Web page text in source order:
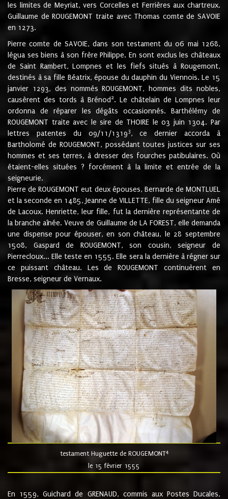
les limites de Meyriat, vers Corcelles et Ferrières aux chartreux.
Guillaume de ROUGEMONT traite avec Thomas comte de SAVOIE
en 1273.
Pierre comte de SAVOIE, dans son testament du 06 mai 1268,
légua ses biens à son frère Philippe. En sont exclus les châteaux
de Saint Rambert, Lompnes et les fiefs situés à Rougemont,
destinés à sa fille Béatrix, épouse du dauphin du Viennois. Le 15
janvier 1293, des nommés ROUGEMONT, hommes dits nobles,
causèrent des tords à Brénod 2. Le châtelain de Lompnes leur
ordonna de réparer les dégâts occasionnés. Barthélémy de
ROUGEMONT traite avec le sire de THOIRE le 03 juin 1304. Par
lettres patentes du 09/11/13193, ce dernier accorda à
Bartholomé de ROUGEMONT, possédant toutes justices sur ses
hommes et ses terres, à dresser des fourches patibulaires. Où
étaient-elles situées ? forcément à la limite et entrée de la
seigneurie.
Pierre de ROUGEMONT eut deux épouses, Bernarde de MONTLUEL
et la seconde en 1485, Jeanne de VILLETTE, fille du seigneur Amé
de Lacoux. Henriette, leur fille, fut la dernière représentante de
la branche aînée. Veuve de Guillaume de LA FOREST, elle demanda
une dispense pour épouser, en son château, le 28 septembre
1508, Gaspard de ROUGEMONT, son cousin, seigneur de
Pierrecloux... Elle teste en 1555. Elle sera la dernière à régner sur
ce puissant château. Les de ROUGEMONT continuèrent en
Bresse, seigneur de Vernaux.
testament Huguette de ROUGEMONT4
le 15 février 1555
En 1559, Guichard de GRENAUD, commis aux Postes Ducales,